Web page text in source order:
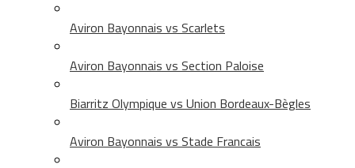
Aviron Bayonnais vs Scarlets
Aviron Bayonnais vs Section Paloise
Biarritz Olympique vs Union Bordeaux-Bègles
Aviron Bayonnais vs Stade Francais